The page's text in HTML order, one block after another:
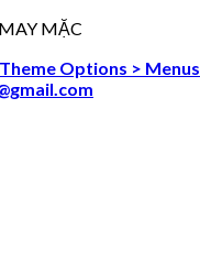
MẶC
Options > Menus